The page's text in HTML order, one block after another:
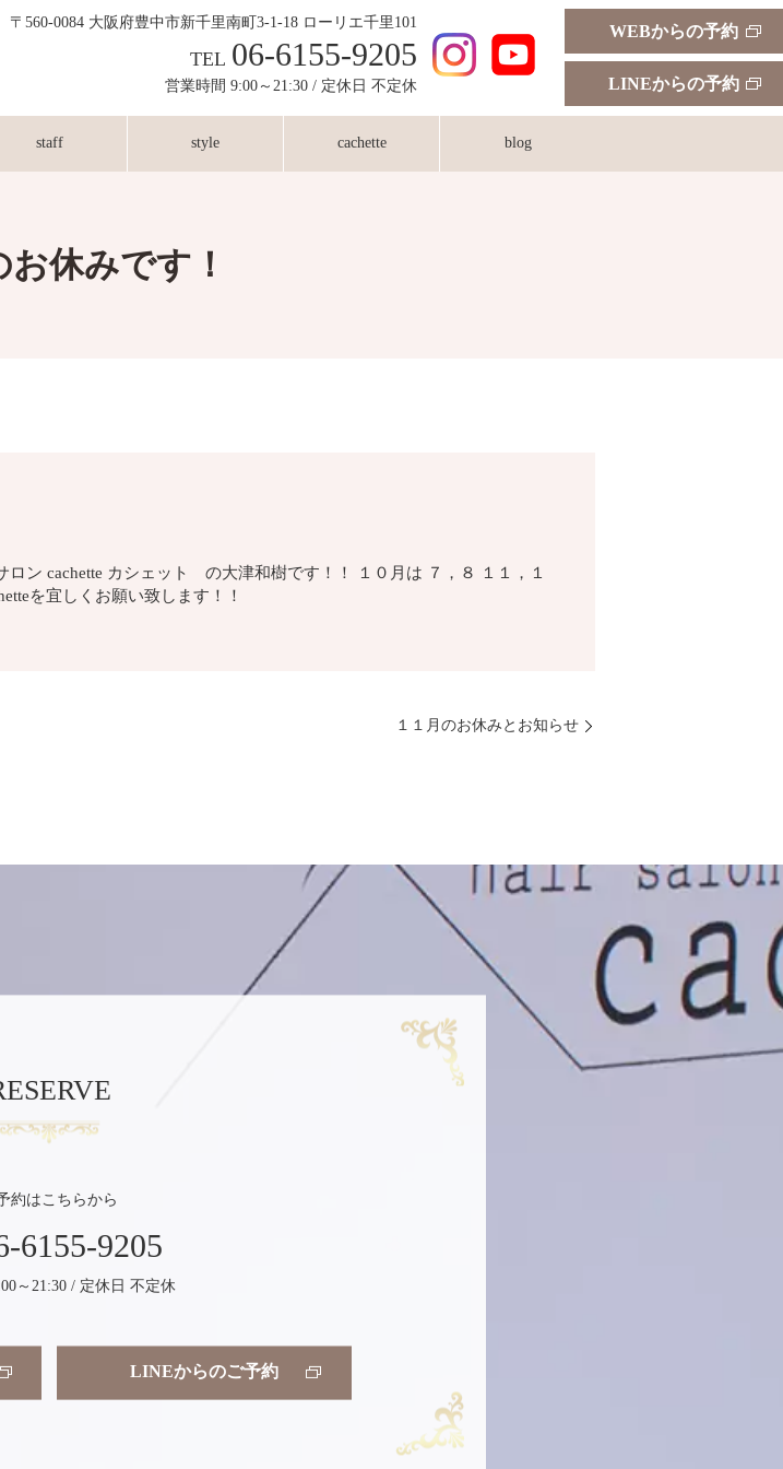
staff style cachette blog
〒560-0084 大阪府豊中市新千里南町3-1-18 ローリエ千里101
TEL 06-6155-9205
営業時間 9:00～21:30 / 定休日 不定休
WEBからの予約
LINEからの予約
お休みです！
ン cachette カシェット の大津和樹です！！ １０月は ７，８ １１，１
を宜しくお願い致します！！
１１月のお休みとお知らせ
約はこちらから
6155-9205
～21:30 / 定休日 不定休
LINEからのご予約